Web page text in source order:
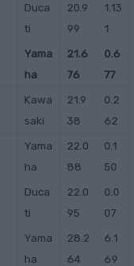
Duca
ti
20.9
99
1.13
1
Yama
ha
21.6
76
0.6
77
Kawa
saki
21.9
38
0.2
62
Yama
ha
22.0
88
0.1
50
Duca
ti
22.0
95
0.0
07
Yama
ha
28.2
64
6.1
69